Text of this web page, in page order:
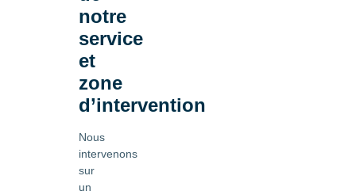
notre
service
et
zone
d’intervention
Nous
intervenons
sur
un